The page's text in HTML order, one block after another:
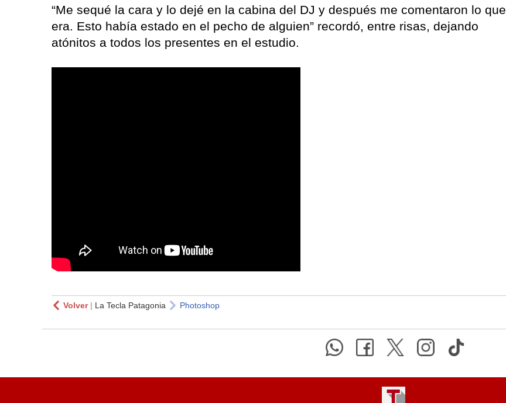
“Me sequé la cara y lo dejé en la cabina del DJ y después me comentaron lo que
era. Esto había estado en el pecho de alguien” recordó, entre risas, dejando
atónitos a todos los presentes en el estudio.
Volver| La Tecla Patagonia Photoshop